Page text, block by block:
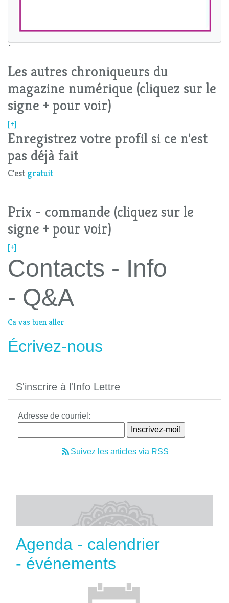
^
Les autres chroniqueurs du
magazine numérique (cliquez sur le
signe + pour voir)
[+]
Enregistrez votre profil si ce n'est
pas déjà fait
C'est gratuit
Prix - commande (cliquez sur le
signe + pour voir)
[+]
Contacts - Info
- Q&A
Ca vas bien aller
Écrivez-nous
S'inscrire à l'Info Lettre
Adresse de courriel:
Suivez les articles via RSS
Agenda - calendrier
- événements